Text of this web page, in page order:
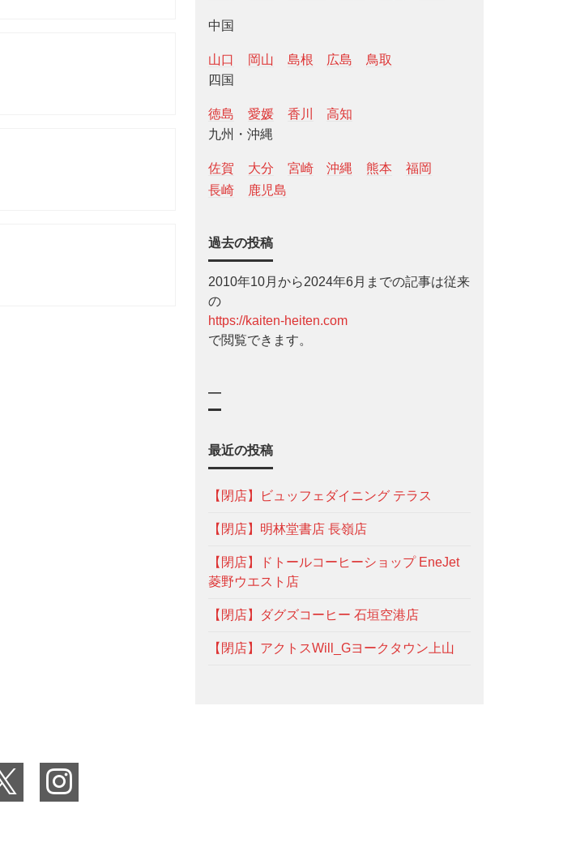
中国
山口 岡山 島根 広島
鳥取
四国
徳島 愛媛 香川
高知
九州・沖縄
佐賀 大分 宮崎 沖縄 熊本
福岡
長崎
鹿児島
過去の投稿
2010年10月から2024年6月までの記事は従来
の
https://kaiten-heiten.com
で閲覧できます。
—
最近の投稿
【閉店】ビュッフェダイニング テラス
【閉店】明林堂書店 長嶺店
【閉店】ドトールコーヒーショップ EneJet
菱野ウエスト店
【閉店】ダグズコーヒー 石垣空港店
【閉店】アクトスWill_Gヨークタウン上山